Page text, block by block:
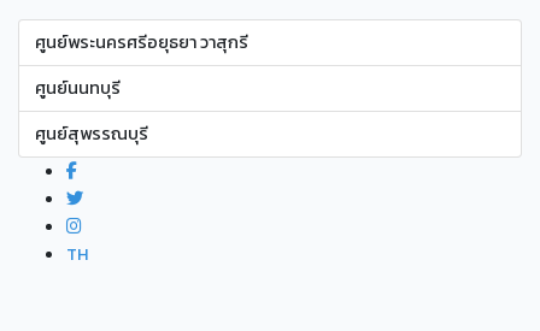
ศูนย์พระนครศรีอยุธยา วาสุกรี
ศูนย์นนทบุรี
ศูนย์สุพรรณบุรี
TH